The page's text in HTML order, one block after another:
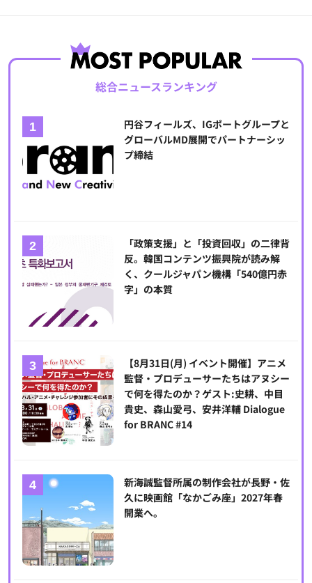
総合ニュースランキング
円谷フィールズ、IGポートグループと
グローバルMD展開でパートナーシッ
プ締結
「政策支援」と「投資回収」の二律背
反。韓国コンテンツ振興院が読み解
く、クールジャパン機構「540億円赤
字」の本質
【8月31日(月) イベント開催】アニメ
監督・プロデューサーたちはアヌシー
で何を得たのか？ゲスト:史耕、中目
貴史、森山愛弓、安井洋輔 Dialogue
for BRANC #14
新海誠監督所属の制作会社が長野・佐
久に映画館「なかごみ座」2027年春
開業へ。